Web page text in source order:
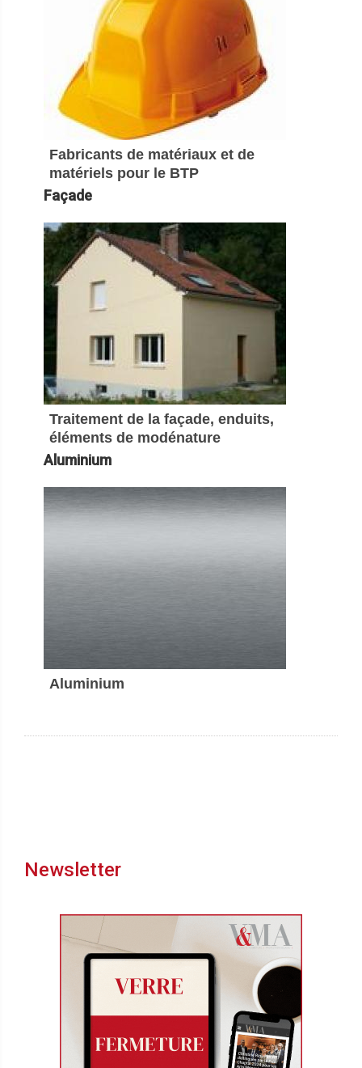
Fabricants de matériaux et de
matériels pour le BTP
Façade
Traitement de la façade, enduits,
éléments de modénature
Aluminium
Aluminium
Newsletter